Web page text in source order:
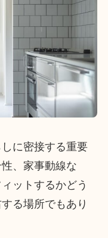
に密接する重要
、家事動線な
ットするかどう
る場所でもあり